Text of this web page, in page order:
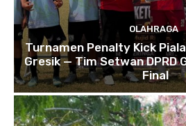
OLAHRAGA
Turnamen Penalty Kick Piala
Gresik — Tim Setwan DPRD
Final